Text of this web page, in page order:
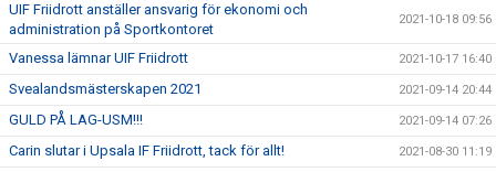
UIF Friidrott anställer ansvarig för ekonomi och
administration på Sportkontoret
2021-10-18 09:56
Vanessa lämnar UIF Friidrott 2021-10-17 16:40
Svealandsmästerskapen 2021 2021-09-14 20:44
GULD PÅ LAG-USM!!! 2021-09-14 07:26
Carin slutar i Upsala IF Friidrott, tack för allt! 2021-08-30 11:19